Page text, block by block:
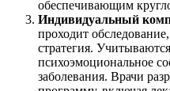
обеспечивающим
Индивидуальный
проходит
стратегия.
психоэмоциональное
заболевания. Врачи